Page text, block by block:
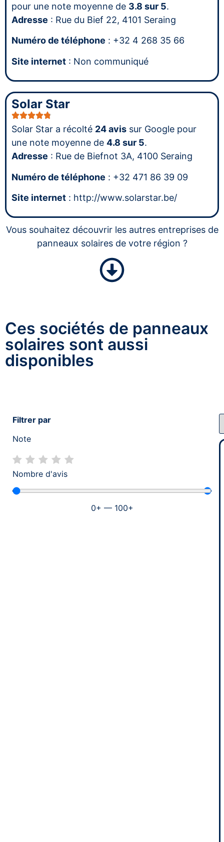
pour une note moyenne de 3.8 sur 5.
Adresse : Rue du Bief 22, 4101 Seraing
Numéro de téléphone : +32 4 268 35 66
Site internet : Non communiqué
Solar Star
Solar Star a récolté 24 avis sur Google pour
une note moyenne de 4.8 sur 5.
Adresse : Rue de Biefnot 3A, 4100 Seraing
Numéro de téléphone : +32 471 86 39 09
Site internet : http://www.solarstar.be/
Vous souhaitez découvrir les autres entreprises de
panneaux solaires de votre région ?
Ces sociétés de panneaux
solaires sont aussi
disponibles
Filtrer par
Note
Nombre d'avis
0+ — 100+